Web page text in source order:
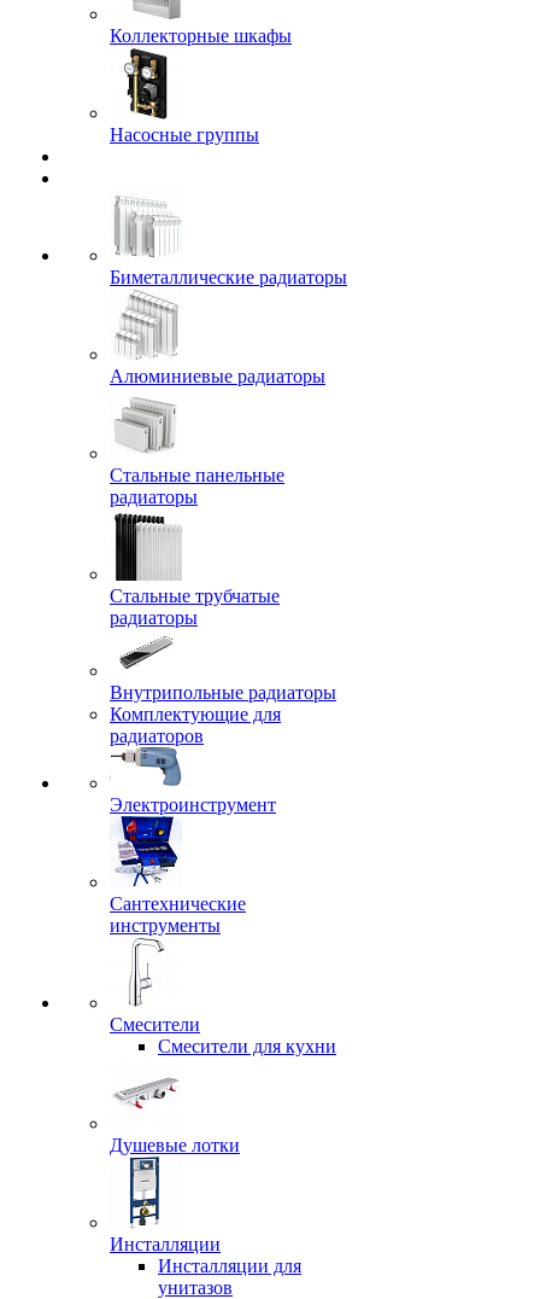
Коллекторные шкафы
Насосные группы
Биметаллические радиаторы
Алюминиевые радиаторы
Стальные панельные
радиаторы
Стальные трубчатые
радиаторы
Внутрипольные радиаторы
Комплектующие для
радиаторов
Электроинструмент
Сантехнические
инструменты
Смесители
Смесители для кухни
Душевые лотки
Инсталляции
Инсталляции для
унитазов